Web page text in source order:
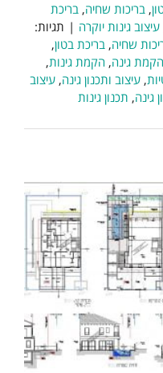
, בריכות שחיה, בריכת
עיצוב גינות יוקרה | תגיות:
שחיה, בריכת בטון,
הקמת גינה, הקמת גינות,
, עיצוב ותכנון גינה, עיצוב
גינה, תכנון גינות